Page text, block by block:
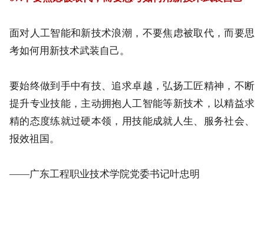
07.不要焦虑被取代，而要思考如何用新技术武装自己
考如何用新技术武装自己。
要始终做到手中有技、追求卓越，弘扬工匠精神，不断
提升专业技能，主动拥抱人工智能等新技术，以精益求
报效祖国。